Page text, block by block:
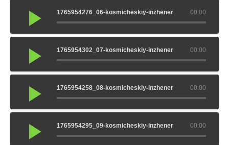
00:00
1765954276_06-kosmicheskiy-inzhener
00:00
1765954302_07-kosmicheskiy-inzhener
00:00
1765954258_08-kosmicheskiy-inzhener
00:00
1765954295_09-kosmicheskiy-inzhener